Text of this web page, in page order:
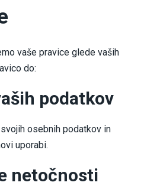
vaše pravice glede vaših
do:
podatkov
osebnih podatkov in
uporabi.
netočnosti